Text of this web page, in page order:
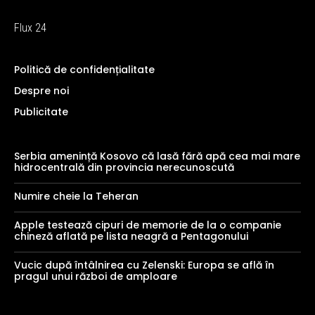
Flux 24
Politică de confidențialitate
Despre noi
Publicitate
Serbia amenință Kosovo că lasă fără apă cea mai mare
hidrocentrală din provincia nerecunoscută
Numire cheie la Teheran
Apple testează cipuri de memorie de la o companie
chineză aflată pe lista neagră a Pentagonului
Vucic după întâlnirea cu Zelenski: Europa se află în
pragul unui război de amploare